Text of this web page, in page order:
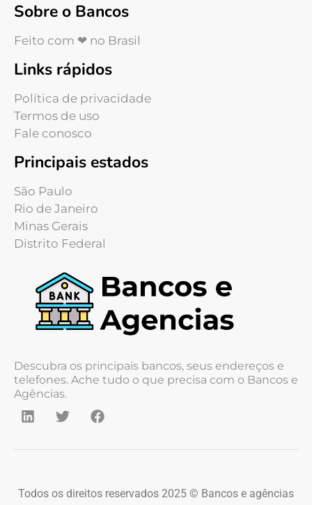
Sobre o Bancos
Feito com ❤ no Brasil
Links rápidos
Política de privacidade
Termos de uso
Fale conosco
Principais estados
São Paulo
Rio de Janeiro
Minas Gerais
Distrito Federal
Descubra os principais bancos, seus endereços e
telefones. Ache tudo o que precisa com o Bancos e
Agências.
Todos os direitos reservados 2025 © Bancos e agências